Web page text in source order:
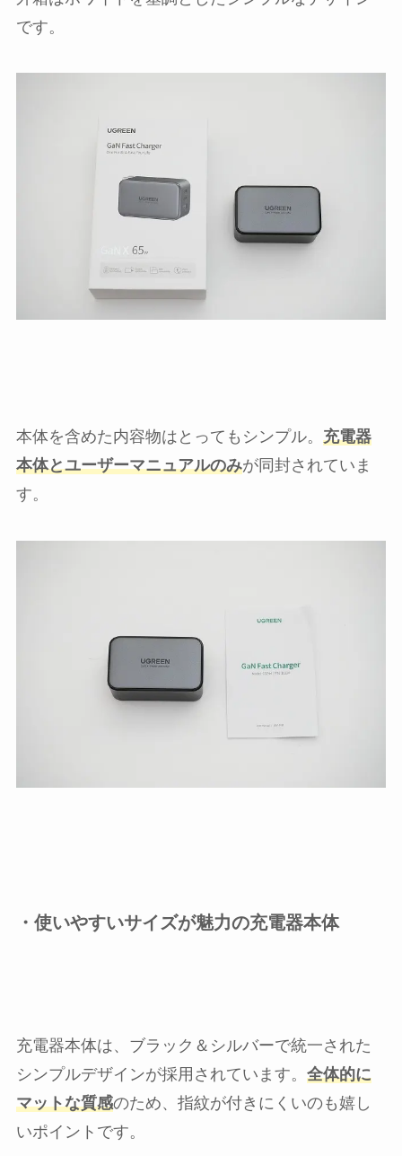
です。
本体を含めた内容物はとってもシンプル。 充電器
本体とユーザーマニュアルのみが同封されていま
す。
・使いやすいサイズが魅力の充電器本体
充電器本体は、ブラック＆シルバーで統一された
シンプルデザインが採用されています。 全体的に
マットな質感のため、指紋が付きにくいのも嬉し
いポイントです。